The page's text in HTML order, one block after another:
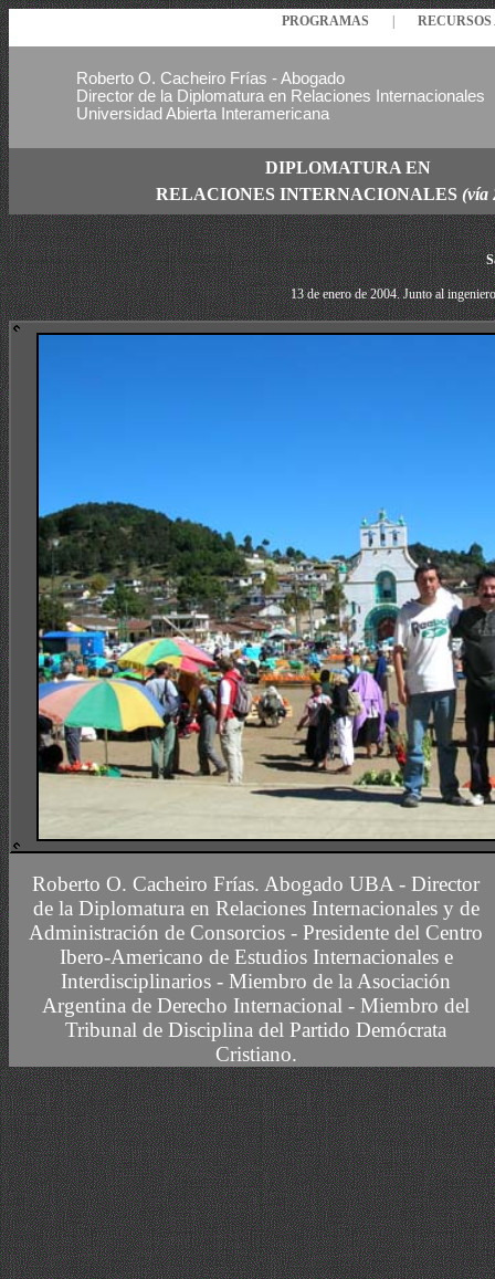
PROGRAMAS
Roberto O. Cacheiro Frías - Abogado
Director de la Diplomatura en Relaciones Internacionales
Universidad Abierta Interamericana
DIPLOMATURA EN
RELACIONES INTERNACIONALES (vía
13 de enero de 2004. Junto al
Roberto O. Cacheiro Frías. Abogado UBA - Director
de la Diplomatura en Relaciones Internacionales y de
Administración de Consorcios - Presidente del Centro
Ibero-Americano de Estudios Internacionales e
Interdisciplinarios - Miembro de la Asociación
Argentina de Derecho Internacional - Miembro del
Tribunal de Disciplina del Partido Demócrata
Cristiano.